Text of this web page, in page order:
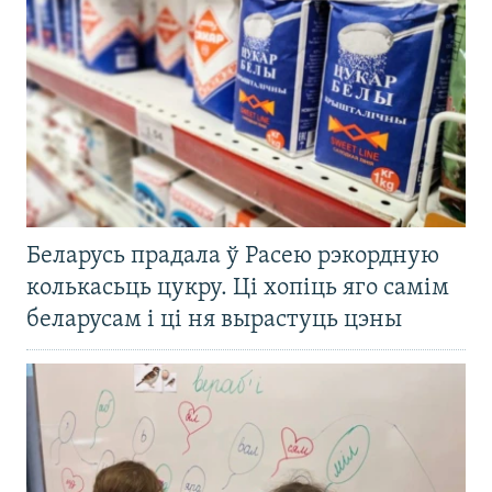
Беларусь прадала ў Расею рэкордную
колькасьць цукру. Ці хопіць яго самім
беларусам і ці ня вырастуць цэны